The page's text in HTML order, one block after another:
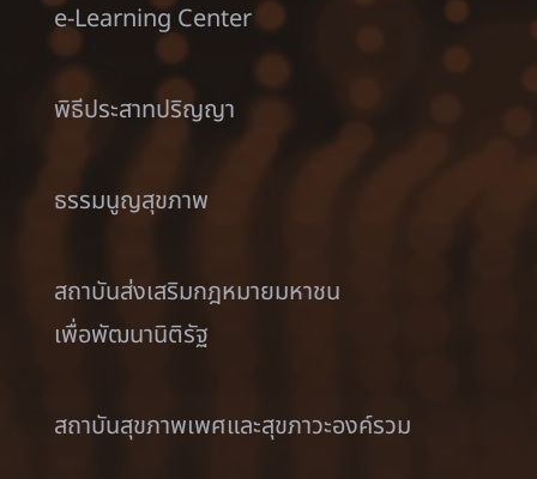
e-Learning Center
พิธีประสาทปริญญา
ธรรมนูญสุขภาพ
สถาบันส่งเสริมกฎหมายมหาชน
เพื่อพัฒนานิติรัฐ
สถาบันสุขภาพเพศและสุขภาวะองค์รวม